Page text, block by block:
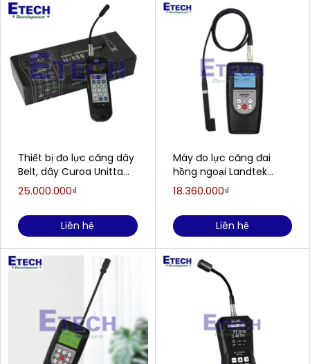
Thiết bị đo lực căng dây
Belt, dây Curoa Unitta
U-550
25.000.000₫
Liên hệ
Máy đo lực căng đai
hồng ngoại Landtek
BTT-2880R8
18.360.000₫
Liên hệ